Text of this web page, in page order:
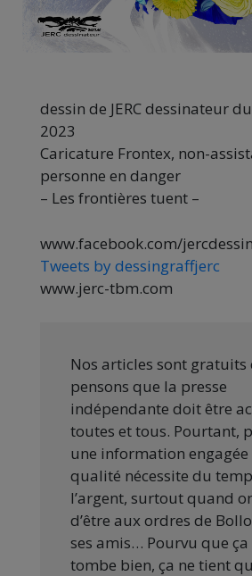
dessin de JERC dessinateur
2023
Caricature Frontex, non-
personne en danger
– Les frontières tuent –
www.facebook.com/jercdessin
Tweets by dessingraffjerc
www.jerc-tbm.com
Nos articles sont gratuits
pensons que la presse
indépendante doit être
toutes et tous. Pourtant,
une information engagée
qualité nécessite du
l’argent, surtout quand
d’être aux ordres de
ses amis… Pourvu que ça
tombe bien, ça ne tient